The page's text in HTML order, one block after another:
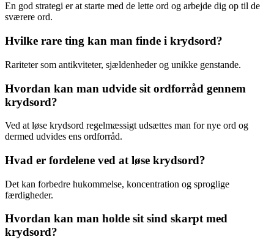
En god strategi er at starte med de lette ord og arbejde dig op til de
sværere ord.
Hvilke rare ting kan man finde i krydsord?
Rariteter som antikviteter, sjældenheder og unikke genstande.
Hvordan kan man udvide sit ordforråd gennem
krydsord?
Ved at løse krydsord regelmæssigt udsættes man for nye ord og
dermed udvides ens ordforråd.
Hvad er fordelene ved at løse krydsord?
Det kan forbedre hukommelse, koncentration og sproglige
færdigheder.
Hvordan kan man holde sit sind skarpt med
krydsord?